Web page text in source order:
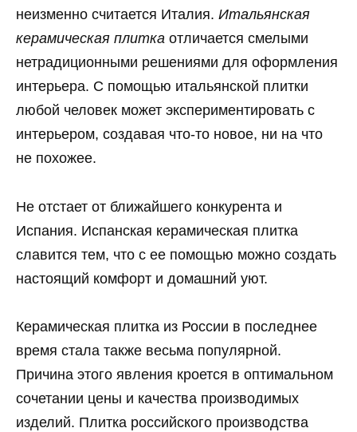
неизменно считается Италия. Итальянская
керамическая плитка отличается смелыми
нетрадиционными решениями для оформления
интерьера. С помощью итальянской плитки
любой человек может экспериментировать с
интерьером, создавая что-то новое, ни на что
не похожее.
Не отстает от ближайшего конкурента и
Испания. Испанская керамическая плитка
славится тем, что с ее помощью можно создать
настоящий комфорт и домашний уют.
Керамическая плитка из России в последнее
время стала также весьма популярной.
Причина этого явления кроется в оптимальном
сочетании цены и качества производимых
изделий. Плитка российского производства